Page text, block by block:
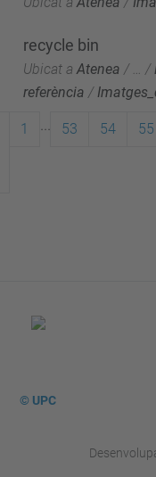
recycle bin
Ubicat a Atenea / … /
referència /
1 53 54 55
© UPC